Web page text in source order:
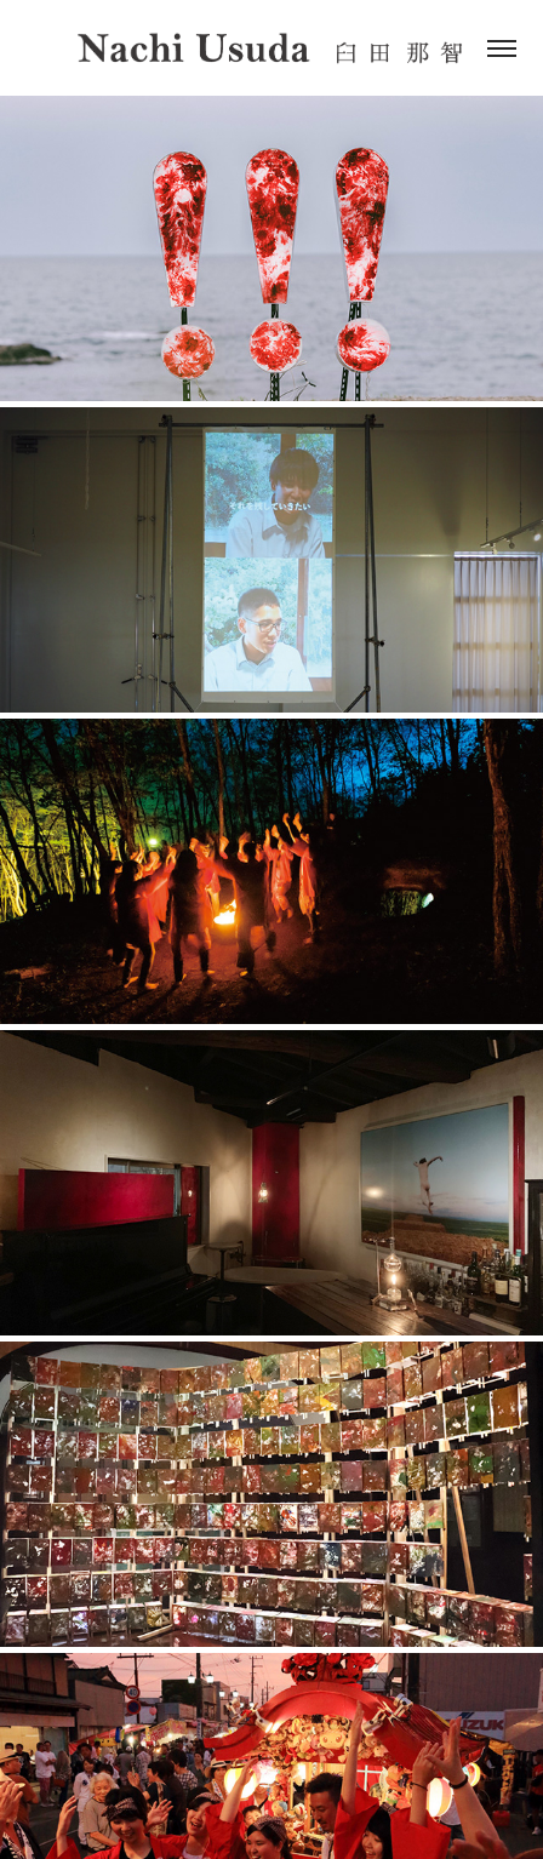
赤にまつわる
ウィズコロナ時代に、那珂湊の祭りにとって本当に大切
なものをみんなで考える展
TO CONNECT THE INSIDE AND THE OUTSIDE
赤の展示
あんどん屋
プラスチック プラクティス プロジェクト 2018